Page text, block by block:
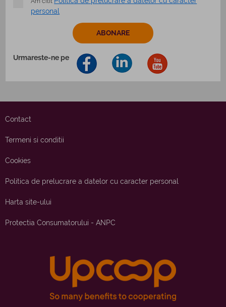
personal
Urmareste-ne pe
Contact
Termeni si conditii
Cookies
Politica de prelucrare a datelor cu caracter personal
Harta site-ului
Protectia Consumatorului - ANPC